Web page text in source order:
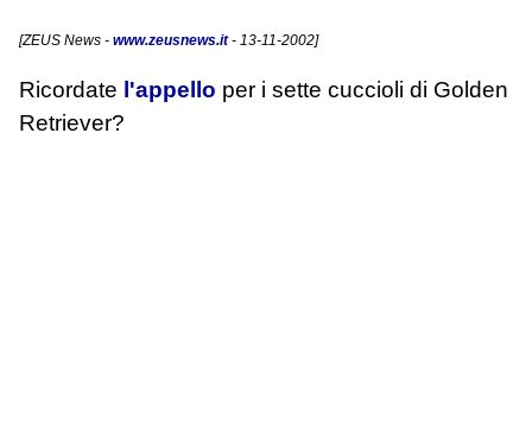
[ZEUS News - www.zeusnews.it- 13-11-2002]
Ricordate l'appello per i sette cuccioli di Golden
Retriever?